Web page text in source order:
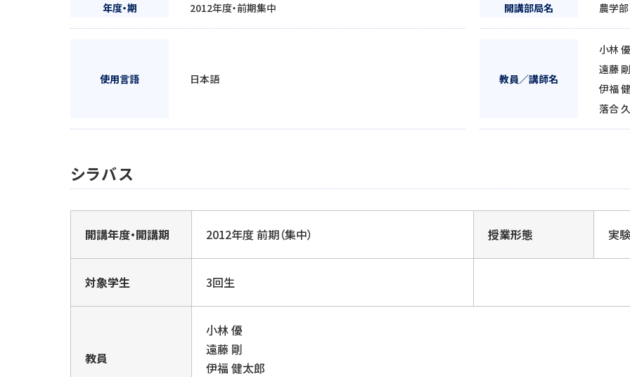
年度・期 2012年度・前期集中 開講部局名 農学部
使用言語 日本語 教員／講師名
小林 優
遠藤 剛
伊福
落合
シラバス
開講年度・開講期 2012年度 前期（集中） 授業形態 実験
対象学生 3回生
教員
小林 優
遠藤 剛
伊福 健太郎